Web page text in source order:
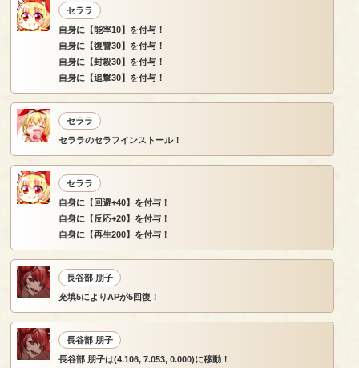
セララ
自身に【能率10】を付与！
自身に【復讐30】を付与！
自身に【封殺30】を付与！
自身に【追撃30】を付与！
セララ
セララのセラフインストール！
セララ
自身に【回避+40】を付与！
自身に【反応+20】を付与！
自身に【再生200】を付与！
長谷部 朋子
充填5によりAPが5回復！
長谷部 朋子
長谷部 朋子は(4.106, 7.053, 0.000)に移動！